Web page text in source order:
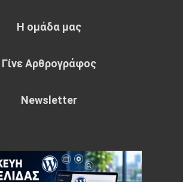
Η ομάδα μας
Γίνε Αρθρογράφος
Newsletter